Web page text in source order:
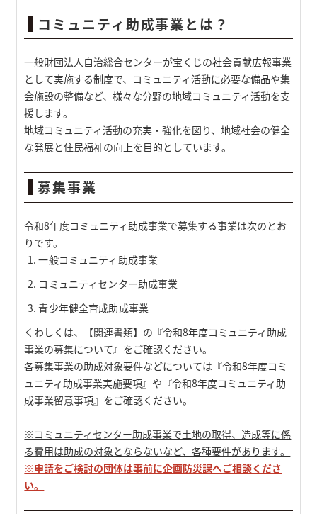
コミュニティ助成事業とは？
一般財団法人自治総合センターが宝くじの社会貢献広報事業
として実施する制度で、コミュニティ活動に必要な備品や集
会施設の整備など、様々な分野の地域コミュニティ活動を支
援します。
地域コミュニティ活動の充実・強化を図り、地域社会の健全
な発展と住民福祉の向上を目的としています。
募集事業
令和8年度コミュニティ助成事業で募集する事業は次のとお
りです。
一般コミュニティ助成事業
コミュニティセンター助成事業
青少年健全育成助成事業
くわしくは、【関連書類】の『令和8年度コミュニティ助成
事業の募集について』をご確認ください。
各募集事業の助成対象要件などについては『令和8年度コミ
ュニティ助成事業実施要項』や『令和8年度コミュニティ助
成事業留意事項』をご確認ください。
※コミュニティセンター助成事業で土地の取得、造成等に係
る費用は助成の対象とならないなど、各種要件があります。
※申請をご検討の団体は事前に企画防災課へご相談くださ
い。